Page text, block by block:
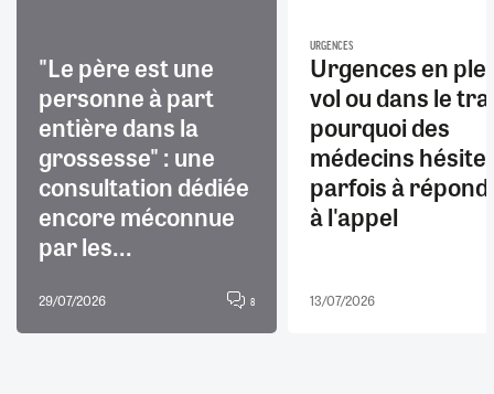
"Le père est une
personne à part
entière dans la
grossesse" : une
consultation dédiée
encore méconnue
par les...
29/07/2026 8
URGENCES
Urgences en
vol ou dans le
pourquoi des
médecins
parfois à
à l'appel
13/07/2026